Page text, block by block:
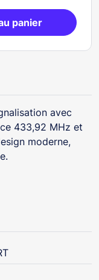
panier
avec
433,92 MHz et
moderne,